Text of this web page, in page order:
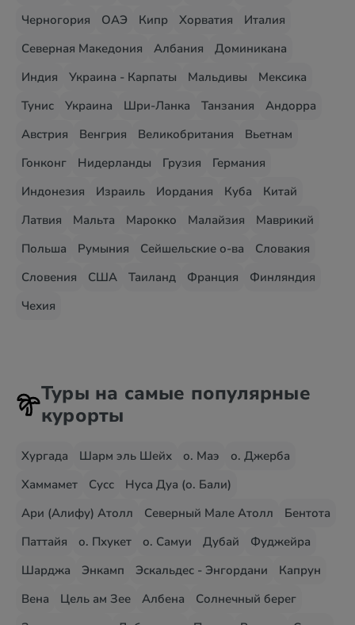
Черногория
ОАЭ Кипр Хорватия
Италия
Северная Македония
Албания
Доминикана
Индия
Украина - Карпаты Мальдивы
Мексика
Тунис
Украина Шри-Ланка Танзания
Андорра
Австрия
Венгрия Великобритания
Вьетнам
Гонконг
Нидерланды Грузия
Германия
Индонезия
Израиль Иордания Куба
Китай
Латвия
Мальта Марокко Малайзия
Маврикий
Польша
Румыния Сейшельские о-ва
Словакия
Словения
США Таиланд Франция
Финляндия
Чехия
Туры на самые популярные
курорты
Хургада Шарм эль Шейх о. Маэ
о. Джерба
Хаммамет
Сусс
Нуса Дуа (о. Бали)
Ари (Алифу) Атолл
Северный Мале Атолл
Бентота
Паттайя
о. Пхукет о. Самуи Дубай
Фуджейра
Шарджа
Энкамп Эскальдес - Энгордани
Капрун
Вена
Цель ам Зее Албена
Солнечный берег